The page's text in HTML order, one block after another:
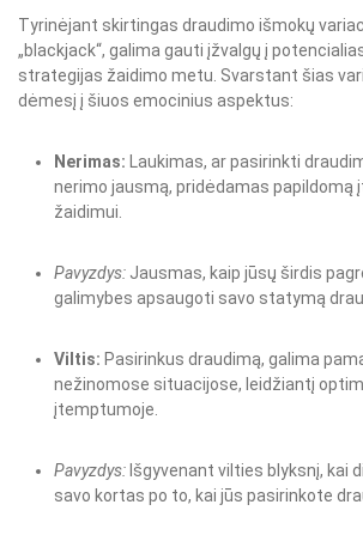
Tyrinėjant skirtingas draudimo išmokų
„blackjack“, galima gauti įžvalgų į
strategijas žaidimo metu. Svarstant šias
dėmesį į šiuos emocinius aspektus:
Nerimas: Laukimas, ar pasirinkti
nerimo jausmą, pridėdamas papildomą
žaidimui.
Pavyzdys: Jausmas, kaip jūsų širdis
galimybes apsaugoti savo statymą
Viltis: Pasirinkus draudimą, galima
nežinomose situacijose, leidžiantį
įtemptumoje.
Pavyzdys: Išgyvenant vilties blyksnį, kai
savo kortas po to, kai jūs pasirinkote